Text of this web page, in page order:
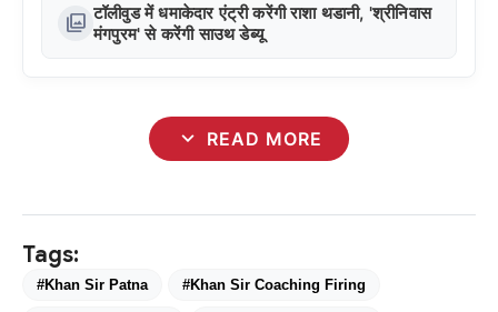
photo_library टॉलीवुड में धमाकेदार एंट्री करेंगी राशा थडानी, 'श्रीनिवास
मंगपुरम' से करेंगी साउथ डेब्यू
expand_more READ MORE
Tags:
#Khan Sir Patna #Khan Sir Coaching Firing